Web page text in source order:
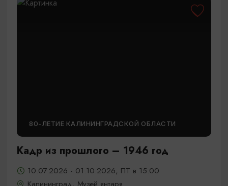
80-ЛЕТИЕ КАЛИНИНГРАДСКОЙ ОБЛАСТИ
Кадр из прошлого – 1946 год
10.07.2026 - 01.10.2026, ПТ в 15:00